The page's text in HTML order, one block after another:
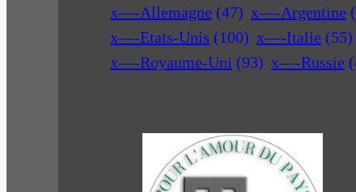
x—-Allemagne (47) x—-Argentine
x—-Etats-Unis (100) x—-Italie (55)
x—-Royaume-Uni (93) x—-Russie